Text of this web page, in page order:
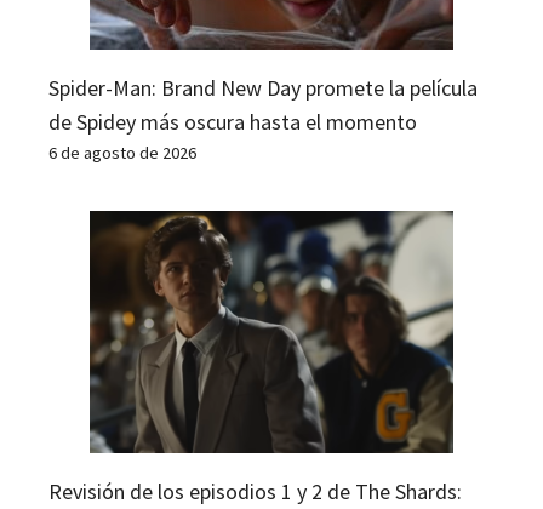
Spider-Man: Brand New Day promete la película
de Spidey más oscura hasta el momento
6 de agosto de 2026
Revisión de los episodios 1 y 2 de The Shards: